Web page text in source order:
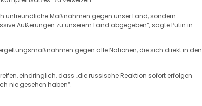
unfreundliche Maßnahmen gegen unser Land, sondern
Äußerungen zu unserem Land abgegeben“, sagte Putin in
gegen alle Nationen, die sich direkt in den
eindringlich, dass „die russische Reaktion sofort erfolgen
nie gesehen haben“.